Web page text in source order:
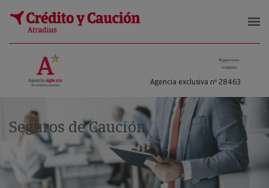
Crédito y Riesgos
Agencia exclusiva nº 28463
Seguros de Caución